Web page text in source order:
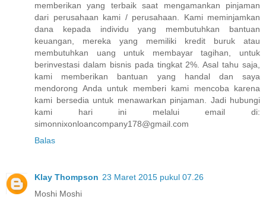
memberikan yang terbaik saat mengamankan pinjaman
dari perusahaan kami / perusahaan. Kami meminjamkan
dana kepada individu yang membutuhkan bantuan
keuangan, mereka yang memiliki kredit buruk atau
membutuhkan uang untuk membayar tagihan, untuk
berinvestasi dalam bisnis pada tingkat 2%. Asal tahu saja,
kami memberikan bantuan yang handal dan saya
mendorong Anda untuk memberi kami mencoba karena
kami bersedia untuk menawarkan pinjaman. Jadi hubungi
kami hari ini melalui email di:
simonnixonloancompany178@gmail.com
Balas
Klay Thompson 23 Maret 2015 pukul 07.26
Moshi Moshi